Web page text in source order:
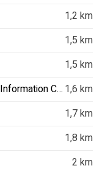
1,2 km
1,5 km
1,5 km
Kintetsu Nara Station General Tourist Information Centre 1,6 km
1,7 km
1,8 km
2 km